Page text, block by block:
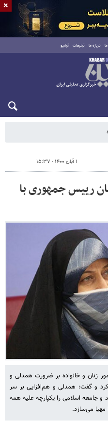
درباره ما تبلیغات آرشیو
۱ آبان ۱۴۰۰ - ۱۵:۳۷
رییس جمهوری با
زنان و خانواده بر ضرورت همدلی و
و گفت: همدلی و هم‌افزایی بر سر
جامعه اسلامی را یکپارچه علیه همه
می‌سازد.
×